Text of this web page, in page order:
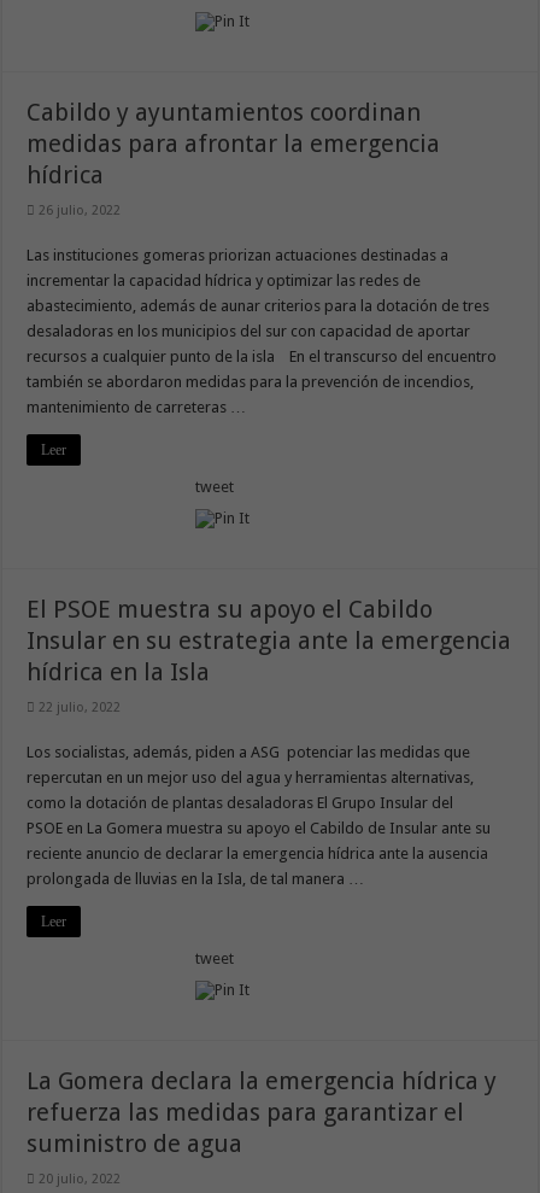
Cabildo y ayuntamientos coordinan
medidas para afrontar la emergencia
hídrica
26 julio, 2022
Las instituciones gomeras priorizan actuaciones destinadas a
incrementar la capacidad hídrica y optimizar las redes de
abastecimiento, además de aunar criterios para la dotación de tres
desaladoras en los municipios del sur con capacidad de aportar
recursos a cualquier punto de la isla En el transcurso del encuentro
también se abordaron medidas para la prevención de incendios,
mantenimiento de carreteras …
Leer
tweet
El PSOE muestra su apoyo el Cabildo
Insular en su estrategia ante la emergencia
hídrica en la Isla
22 julio, 2022
Los socialistas, además, piden a ASG potenciar las medidas que
repercutan en un mejor uso del agua y herramientas alternativas,
como la dotación de plantas desaladoras El Grupo Insular del
PSOE en La Gomera muestra su apoyo el Cabildo de Insular ante su
reciente anuncio de declarar la emergencia hídrica ante la ausencia
prolongada de lluvias en la Isla, de tal manera …
Leer
tweet
La Gomera declara la emergencia hídrica y
refuerza las medidas para garantizar el
suministro de agua
20 julio, 2022